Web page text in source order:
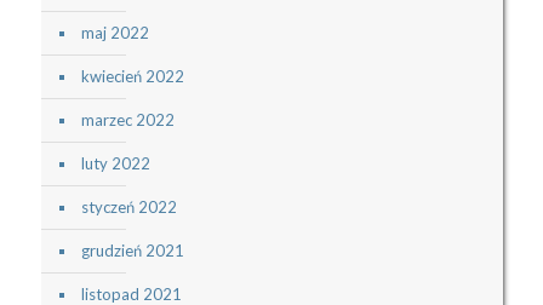
maj 2022
kwiecień 2022
marzec 2022
luty 2022
styczeń 2022
grudzień 2021
listopad 2021